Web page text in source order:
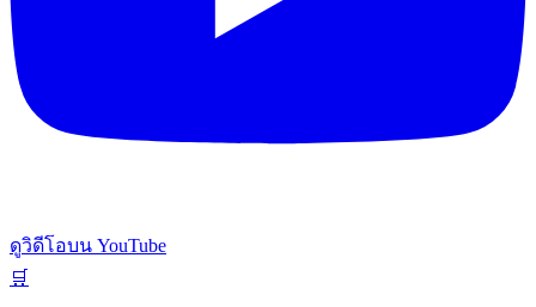
ดูวิดีโอบน YouTube
🛒